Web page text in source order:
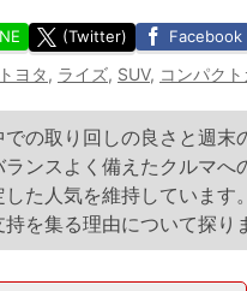
(Twitter) Facebook
トヨタ, ライズ, SUV, コンパクト
での取り回しの良さと週末
ランスよく備えたクルマ
した人気を維持しています
持を集る理由について探り